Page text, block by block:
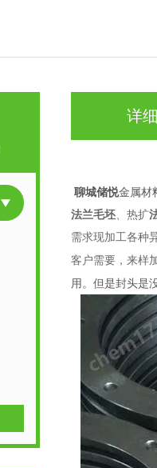
详
聊城储悦金属材
法兰毛坯、热扩
需求现加工各种
客户需要，来样
用。但是封头是